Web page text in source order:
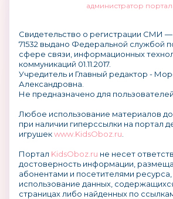
администратор
Свидетельство о регистрации СМИ
71532 выдано Федеральной службой
сфере связи, информационных
коммуникаций 01.11.2017.
Учредитель и Главный редактор -
Александровна.
Не предназначено для пользователей
Любое использование материалов
при наличии гиперссылки на портал
игрушекwww.KidsOboz.ru
Портал KidsOboz.ru не несет
достоверность информации,
абонентами и посетителями ресурса,
использование данных,
страницах либо найденных по